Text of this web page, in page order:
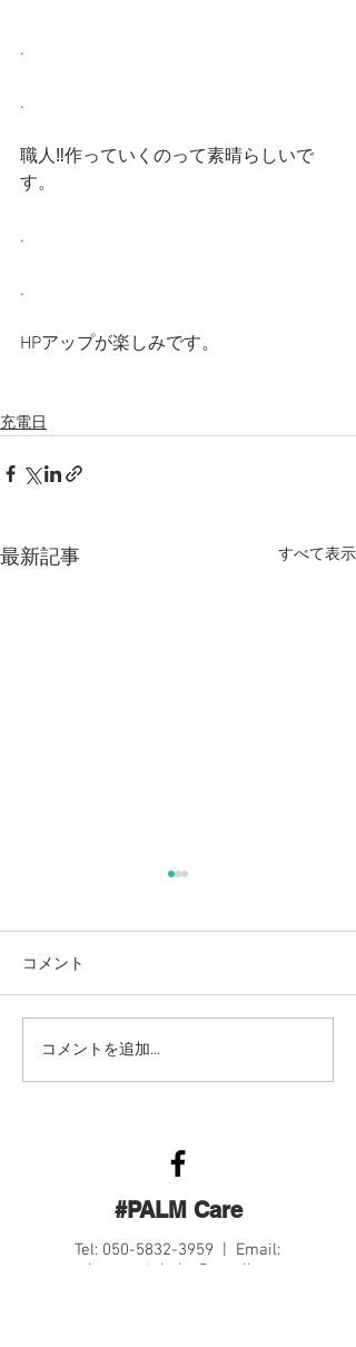
.
.
職人‼︎作っていくのって素晴らしいで
す。
.
.
HPアップが楽しみです。
充電日
最新記事 すべて表示
コメント
コメントを追加…
#PALM Care
Tel: 050-5832-3959 | Email:
palm.care.tukuba@gmail.com